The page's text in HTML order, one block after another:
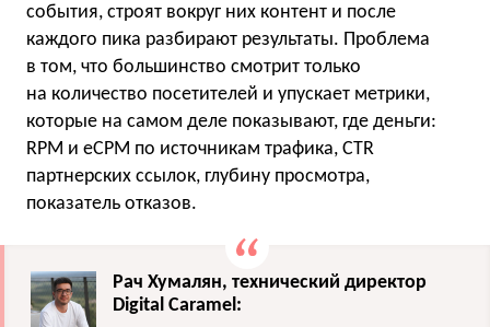
события, строят вокруг них контент и после
каждого пика разбирают результаты. Проблема
в том, что большинство смотрит только
на количество посетителей и упускает метрики,
которые на самом деле показывают, где деньги:
RPM и eCPM по источникам трафика, CTR
партнерских ссылок, глубину просмотра,
показатель отказов.
Рач Хумалян, технический директор
Digital Caramel: